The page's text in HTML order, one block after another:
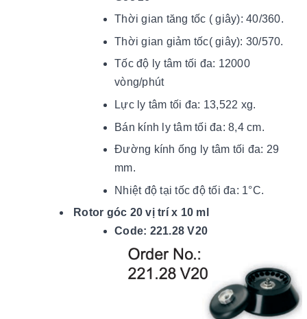
Thời gian tăng tốc ( giây): 40/360.
Thời gian giảm tốc( giây): 30/570.
Tốc độ ly tâm tối đa: 12000
vòng/phút
Lực ly tâm tối đa: 13,522 xg.
Bán kính ly tâm tối đa: 8,4 cm.
Đường kính ống ly tâm tối đa: 29
mm.
Nhiệt độ tại tốc độ tối đa: 1°C.
Rotor góc 20 vị trí x 10 ml
Code: 221.28 V20